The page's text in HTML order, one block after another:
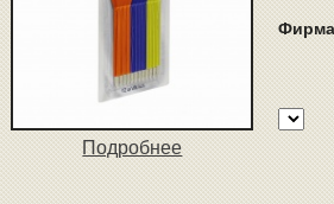
Подробнее